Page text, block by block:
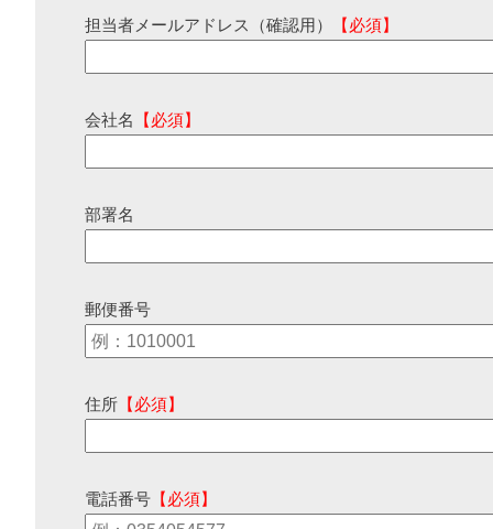
担当者メールアドレス（確認用） 【必須】
会社名 【必須】
部署名
郵便番号
住所 【必須】
電話番号 【必須】